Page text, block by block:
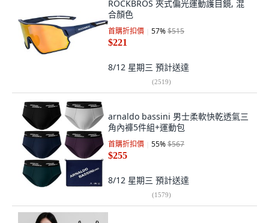
ROCKBROS 夾式偏光運動護目鏡, 混
合顏色
首購折扣價 57%$515
$221
8/12 星期三 預計送達
(2519)
arnaldo bassini 男士柔軟快乾透氣三
角內褲5件組+運動包
首購折扣價 55%$567
$255
8/12 星期三 預計送達
(1579)